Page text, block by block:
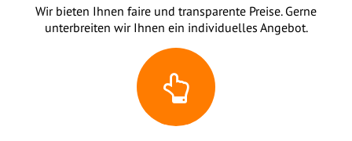
Wir bieten Ihnen faire und transparente Preise. Gerne
unterbreiten wir Ihnen ein individuelles Angebot.